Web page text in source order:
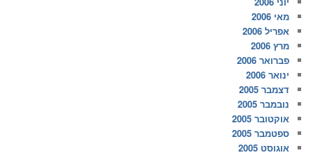
מאי 2006
אפריל 2006
מרץ 2006
פברואר 2006
ינואר 2006
דצמבר 2005
נובמבר 2005
אוקטובר 2005
ספטמבר 2005
אוגוסט 2005